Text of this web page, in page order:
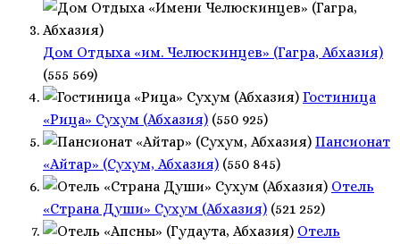
Дом Отдыха «им. Челюскинцев» (Гагра, Абхазия)
(555 569)
Гостиница
«Рица» Сухум (Абхазия) (550 925)
Пансионат
«Айтар» (Сухум, Абхазия) (550 845)
Отель
«Страна Души» Сухум (Абхазия) (521 252)
Отель